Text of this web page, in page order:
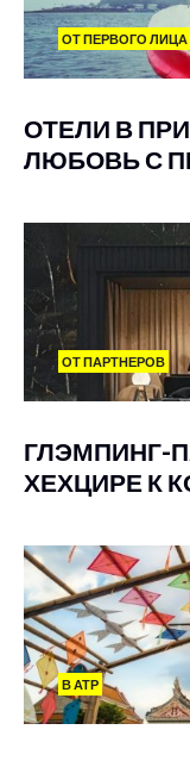
ОТ ПЕРВОГО ЛИЦА
ОТЕЛИ В
ЛЮБОВЬ С
ОТ ПАРТНЕРОВ
ГЛЭМПИНГ-
ХЕХЦИРЕ К
В АТР